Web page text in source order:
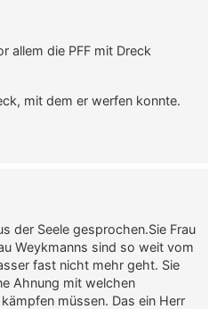
allem die PFF mit Dreck
mit dem er werfen konnte.
der Seele gesprochen.Sie Frau
Weykmanns sind so weit vom
fast nicht mehr geht. Sie
Ahnung mit welchen
müssen. Das ein Herr